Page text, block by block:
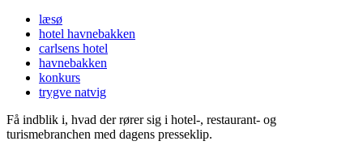
læsø
hotel havnebakken
carlsens hotel
havnebakken
konkurs
trygve natvig
Få indblik i, hvad der rører sig i hotel-, restaurant- og
turismebranchen med dagens presseklip.